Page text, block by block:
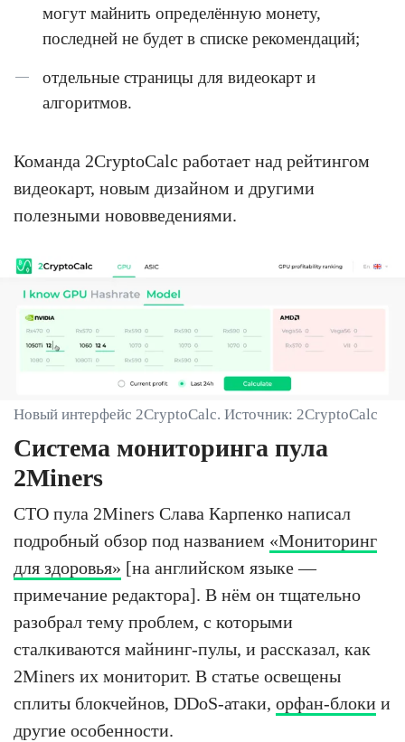
могут майнить определённую монету,
последней не будет в списке рекомендаций;
отдельные страницы для видеокарт и
алгоритмов.
Команда 2CryptoCalc работает над рейтингом
видеокарт, новым дизайном и другими
полезными нововведениями.
Новый интерфейс 2CryptoCalc. Источник: 2CryptoCalc
Система мониторинга пула
2Miners
CTO пула 2Miners Слава Карпенко написал
подробный обзор под названием «Мониторинг
для здоровья» [на английском языке —
примечание редактора]. В нём он тщательно
разобрал тему проблем, с которыми
сталкиваются майнинг-пулы, и рассказал, как
2Miners их мониторит. В статье освещены
сплиты блокчейнов, DDoS-атаки, орфан-блоки и
другие особенности.